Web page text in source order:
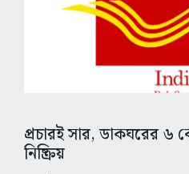
প্রচারই সার, ডাকঘরের ৬
নিষ্ক্রিয়